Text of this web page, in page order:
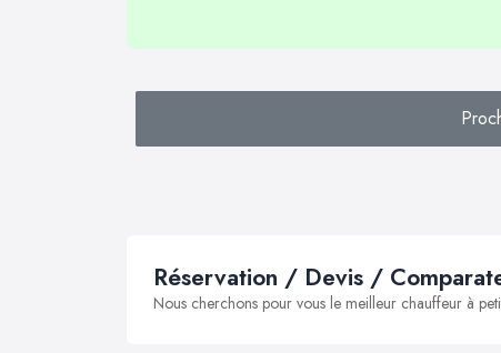
Réservation / Devis /
Nous cherchons pour vous le meilleur chauffeur à